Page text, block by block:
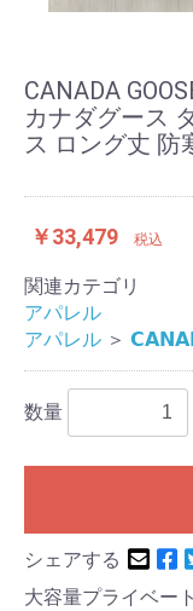
CANADA
カナダグース
ス ロング丈
￥33,479 税込
関連カテゴリ
アパレル
アパレル ＞
数量
シェアする
大容量プライベー